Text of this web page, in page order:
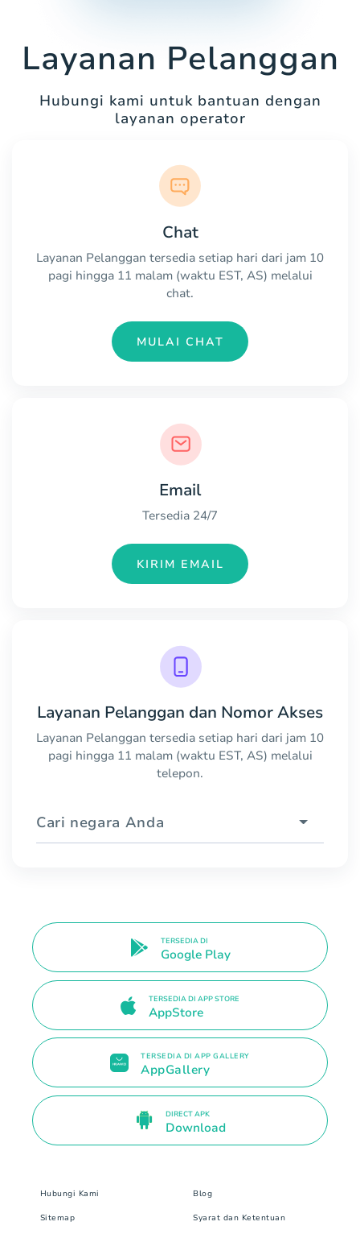
Layanan Pelanggan
Hubungi kami untuk bantuan dengan
layanan operator
Chat
Layanan Pelanggan tersedia setiap hari dari jam 10
pagi hingga 11 malam (waktu EST, AS) melalui
chat.
MULAI CHAT
Email
Tersedia 24/7
KIRIM EMAIL
Layanan Pelanggan dan Nomor Akses
Layanan Pelanggan tersedia setiap hari dari jam 10
pagi hingga 11 malam (waktu EST, AS) melalui
telepon.
Cari negara Anda
TERSEDIA DI
Google Play
TERSEDIA DI APP STORE
AppStore
TERSEDIA DI APP GALLERY
AppGallery
DIRECT APK
Download
Hubungi Kami Blog
Sitemap Syarat dan Ketentuan